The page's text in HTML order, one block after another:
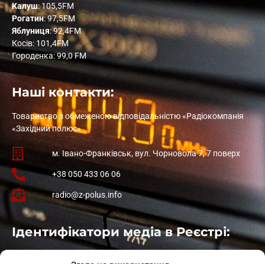
Калуш: 105,5FM
Рогатин: 97,5FM
Яблуниця: 92,4FM
Косів: 101,4FM
Городенка: 99,0 FM
Наші контакти:
Товариство з обмеженою відповідальністю «Радіокомпанія
«Західний полюс»
м. Івано-Франківськ, вул. Чорновола 7, 7 поверх
+38 050 433 06 06
radio@z-polus.info
Ідентифікатори медіа в Реєстрі: